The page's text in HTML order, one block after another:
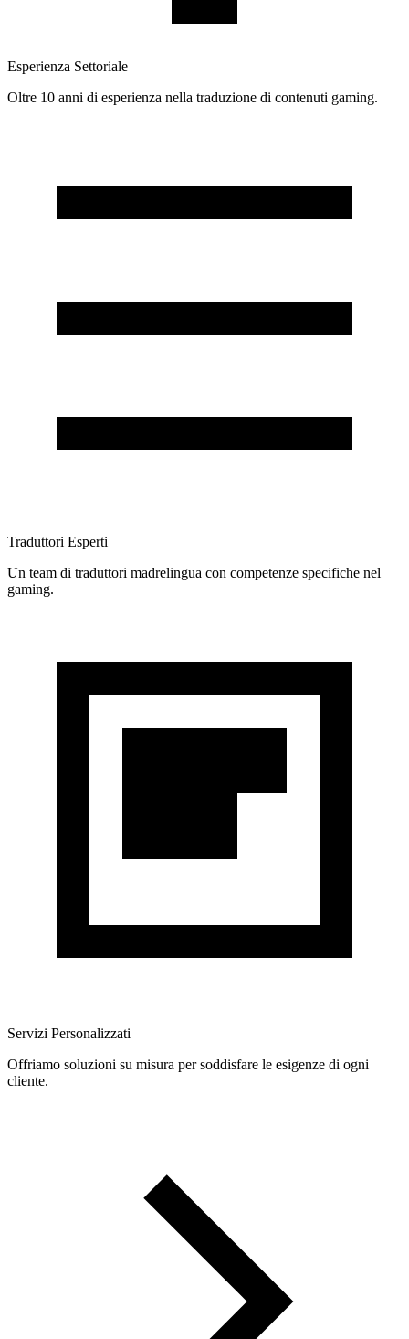
Esperienza Settoriale
Oltre 10 anni di esperienza nella traduzione di contenuti gaming.
Traduttori Esperti
Un team di traduttori madrelingua con competenze specifiche nel
gaming.
Servizi Personalizzati
Offriamo soluzioni su misura per soddisfare le esigenze di ogni
cliente.